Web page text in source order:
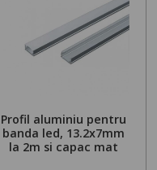
Profil aluminiu pentru
banda led, 13.2x7mm
la 2m si capac mat